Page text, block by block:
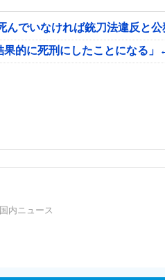
んでいなければ銃刀法違反と
果的に死刑にしたことになる
国内ニュース